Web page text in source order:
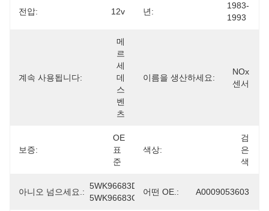
전압: 12v 년:
1983-
1993
계속 사용됩니다:
메
르
세
데
스
벤
츠
이름을 생산하세요:
NOx
센서
보증:
OE
표
준
색상:
검
은
색
아니오 넘으세요.:
5WK96683D
5WK96683C
어떤 OE.: A0009053603